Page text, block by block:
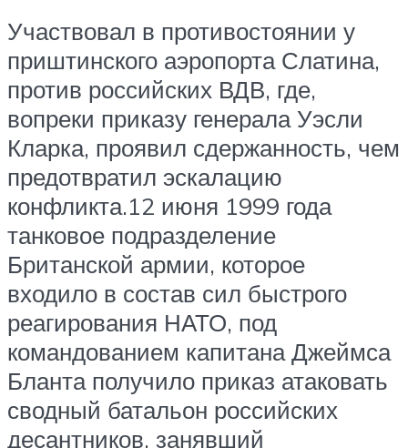
Участвовал в противостоянии у
приштинского аэропорта Слатина,
против российских ВДВ, где,
вопреки приказу генерала Уэсли
Кларка, проявил сдержанность, чем
предотвратил эскалацию
конфликта.12 июня 1999 года
танковое подразделение
Британской армии, которое
входило в состав сил быстрого
реагирования НАТО, под
командованием капитана Джеймса
Бланта получило приказ атаковать
сводный батальон российских
десантников, занявший